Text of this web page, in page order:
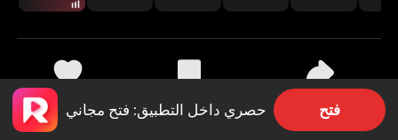
65 1.5k مشاركة حصري داخل التطبيق: فتح مجاني فتح